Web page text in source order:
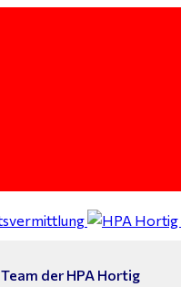
Team der HPA Hortig